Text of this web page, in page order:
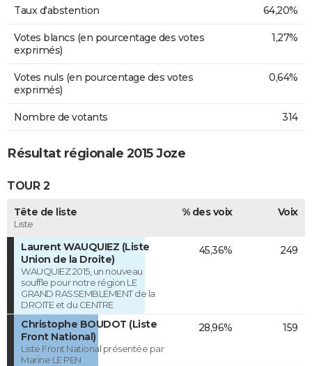
Taux d'abstention 64,20%
Votes blancs (en pourcentage des votes
exprimés)
1,27%
Votes nuls (en pourcentage des votes
exprimés)
0,64%
Nombre de votants 314
Résultat régionale 2015 Joze
TOUR 2
Tête de liste
Liste
% des voix Voix
Laurent WAUQUIEZ (Liste
Union de la Droite)
WAUQUIEZ 2015, un nouveau
souffle pour notre région LE
GRAND RASSEMBLEMENT de la
DROITE et du CENTRE
45,36% 249
Christophe BOUDOT (Liste
Front National)
Liste Front National présentée par
Marine LE PEN
28,96% 159